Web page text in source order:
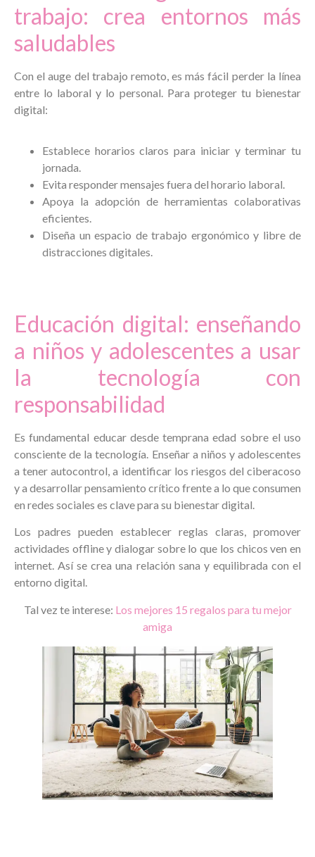
trabajo: crea entornos más
saludables
Con el auge del trabajo remoto, es más fácil perder la línea
entre lo laboral y lo personal. Para proteger tu bienestar
digital:
Establece horarios claros para iniciar y terminar tu
jornada.
Evita responder mensajes fuera del horario laboral.
Apoya la adopción de herramientas colaborativas
eficientes.
Diseña un espacio de trabajo ergonómico y libre de
distracciones digitales.
Educación digital: enseñando
a niños y adolescentes a usar
la tecnología con
responsabilidad
Es fundamental educar desde temprana edad sobre el uso
consciente de la tecnología. Enseñar a niños y adolescentes
a tener autocontrol, a identificar los riesgos del ciberacoso
y a desarrollar pensamiento crítico frente a lo que consumen
en redes sociales es clave para su bienestar digital.
Los padres pueden establecer reglas claras, promover
actividades offline y dialogar sobre lo que los chicos ven en
internet. Así se crea una relación sana y equilibrada con el
entorno digital.
Tal vez te interese: Los mejores 15 regalos para tu mejor
amiga